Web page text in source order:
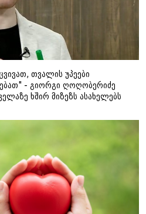
თვალის უპეები
- გიორგი ღოღობერიძე
ხშირ მიზეზს ასახელებს